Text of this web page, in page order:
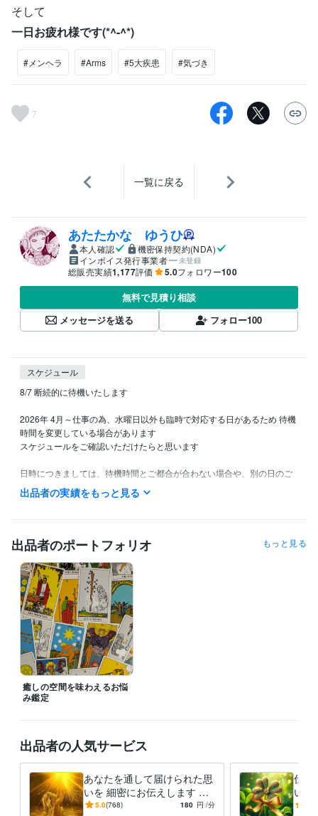
そして
一日お疲れ様です(*^-^*)
#メンヘラ #Arms #5大疾患 #気づき
7
一覧に戻る
あたたかな ゆうひ
本人確認
機密保持契約(NDA)
インボイス発行事業者
未登録
総販売実績1,177評価 5.0フォロワー100
無料で見積り相談
メッセージを送る
フォロー100
スケジュール
8/7 断続的に待機いたします
2026年 4月～仕事の為、水曜日以外も臨時で対応する日があるため 待機
時間を変更している場合があります
スケジュールをご確認いただけたらと思います
日時につきましては、待機時間とご都合が合わない場合や、別の日のご
希望がありましたらお気軽にご相談ください。
メッセージを頂けましたら24時間以内に返信します。
ださい
予約受付に関して
一時中止しておりましたが、再開しました
予約後にメッセージで先にご相談内容を送っていただけると、鑑定時間
の短縮に繋がるかと思います
他の占い師様にご相談された方は、遠慮なくお話しくださって大丈夫で
す( ◜ᴗ◝ )
同じ結果にならない事がありますので、結果を聞いて自分が”どんな選択
をしたいか”の参考にして頂けると幸いです
経験職種
ライフスタイル・その他 / 占い師 経験年数 : 4年
職歴
病院・クリニック・訪問看護 1998年3月 ~ 現在 2023年7月 ~ 現在
受賞歴
出品者の実績をもっと見る
出品者のポートフォリオ もっと見る
癒しの空間を味わえるお悩
み鑑定
出品者の人気サービス
あなたを通して届けられた思
いを 細密にお伝えします 恋
愛や仕事など 占いから読み
5.0(768) 180 円 /分
仕事
いた
努力